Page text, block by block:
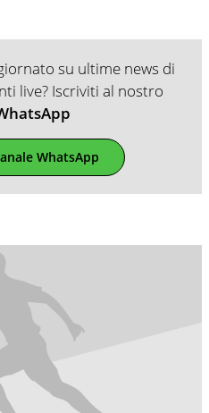
su ultime news di
live? Iscriviti al nostro
WhatsApp